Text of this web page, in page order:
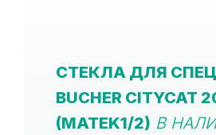
СТЕКЛА ДЛЯ
BUCHER CITYCAT
(MATEK1/2) В